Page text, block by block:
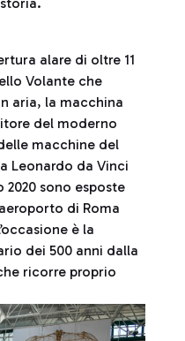
alare di oltre 11
Volante che
aria, la macchina
del moderno
macchine del
Leonardo da Vinci
sono esposte
di Roma
è la
dei 500 anni dalla
ricorre proprio